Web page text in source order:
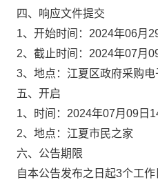
四、响应文件提交
1、开始时间： 2024年06月
2、截止时间： 2024年07月
3、地点： 江夏区政府采购
五、开启
1、时间： 2024年07月09日
2、地点： 江夏市民之家
六、公告期限
自本公告发布之日起3个工作